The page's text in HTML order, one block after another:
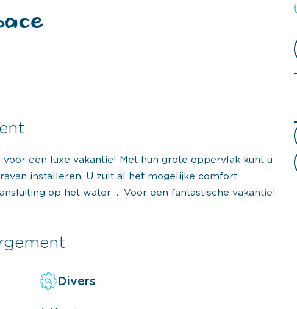
een luxe vakantie! Met hun grote oppervlak kunt u
installeren. U zult al het mogelijke comfort
op het water … Voor een fantastische vakantie!
Divers